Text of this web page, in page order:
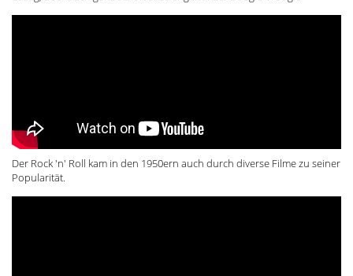
Der Rock 'n' Roll kam in den 1950ern auch durch diverse Filme zu seiner
Popularität.